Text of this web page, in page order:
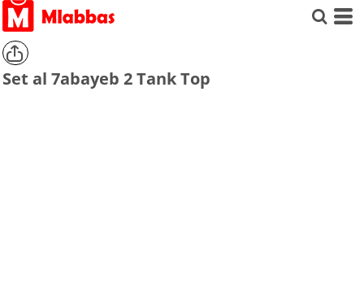
Set al 7abayeb 2 Tank Top